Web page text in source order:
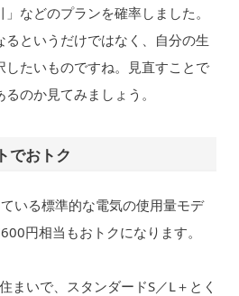
などのプランを確率しました。
るというだけではなく、自分の生
たいものですね。見直すことで
のか見てみましょう。
でおトク
いる標準的な電気の使用量モデ
円相当もおトクになります。
まいで、スタンダードS／L＋とく